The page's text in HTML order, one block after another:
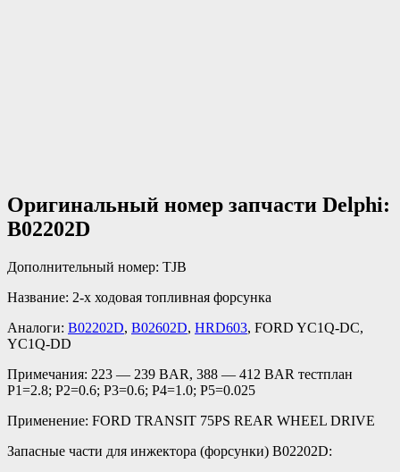
Оригинальный номер запчасти Delphi:
B02202D
Дополнительный номер: TJB
Название: 2-х ходовая топливная форсунка
Аналоги: B02202D, B02602D, HRD603, FORD YC1Q-DC,
YC1Q-DD
Примечания: 223 — 239 BAR, 388 — 412 BAR тестплан
P1=2.8; P2=0.6; P3=0.6; P4=1.0; P5=0.025
Применение: FORD TRANSIT 75PS REAR WHEEL DRIVE
Запасные части для инжектора (форсунки) B02202D: